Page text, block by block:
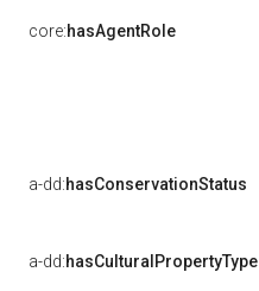
core:hasAgentRole
a-dd:hasConservationStatus
a-dd:hasCulturalPropertyType